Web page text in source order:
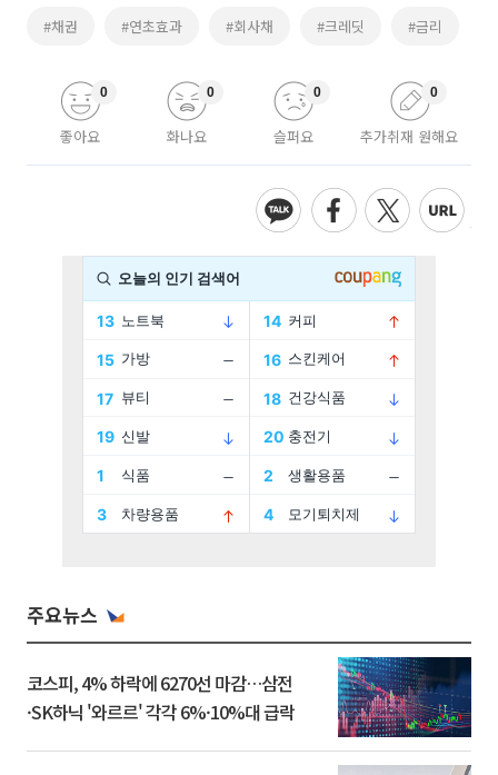
#채권 #연초효과 #회사채 #크레딧 #금리
좋아요
0
화나요
0
슬퍼요
0
추가취재 원해요
0
주요뉴스
코스피, 4% 하락에 6270선 마감…삼전
·SK하닉 '와르르' 각각 6%·10%대 급락